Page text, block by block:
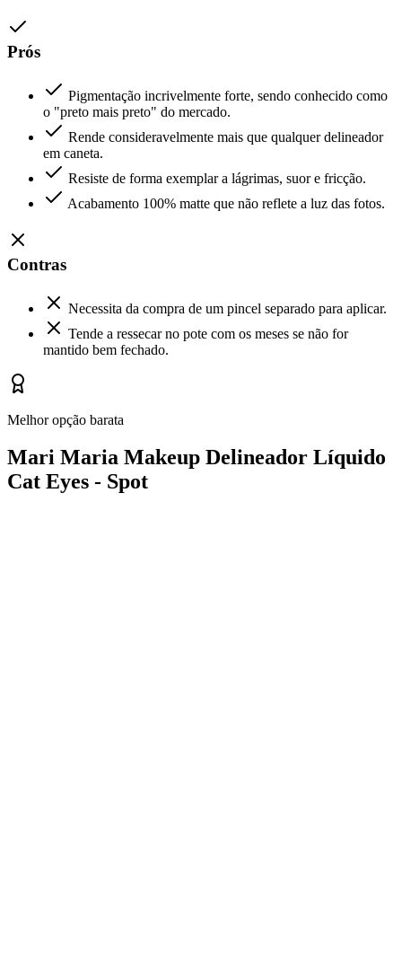
Prós
Pigmentação incrivelmente forte, sendo conhecido como
o "preto mais preto" do mercado.
Rende consideravelmente mais que qualquer delineador
em caneta.
Resiste de forma exemplar a lágrimas, suor e fricção.
Acabamento 100% matte que não reflete a luz das fotos.
Contras
Necessita da compra de um pincel separado para aplicar.
Tende a ressecar no pote com os meses se não for
mantido bem fechado.
Melhor opção barata
Mari Maria Makeup Delineador Líquido
Cat Eyes - Spot